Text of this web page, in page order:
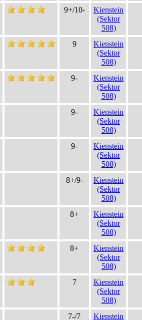
9+/10-
Kienstein
(Sektor
508)
9
Kienstein
(Sektor
508)
9-
Kienstein
(Sektor
508)
9-
Kienstein
(Sektor
508)
9-
Kienstein
(Sektor
508)
8+/9-
Kienstein
(Sektor
508)
8+
Kienstein
(Sektor
508)
8+
Kienstein
(Sektor
508)
7
Kienstein
(Sektor
508)
7-/7 Kienstein